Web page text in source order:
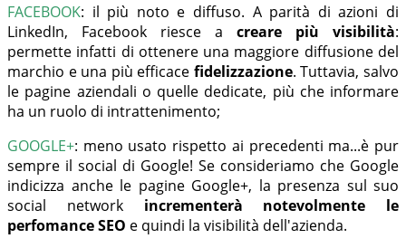
FACEBOOK: il più noto e diffuso. A parità di azioni di
LinkedIn, Facebook riesce a creare più visibilità:
permette infatti di ottenere una maggiore diffusione del
marchio e una più efficace fidelizzazione. Tuttavia, salvo
le pagine aziendali o quelle dedicate, più che informare
ha un ruolo di intrattenimento;
GOOGLE+: meno usato rispetto ai precedenti ma...è pur
sempre il social di Google! Se consideriamo che Google
indicizza anche le pagine Google+, la presenza sul suo
social network incrementerà notevolmente le
perfomance SEO e quindi la visibilità dell'azienda.